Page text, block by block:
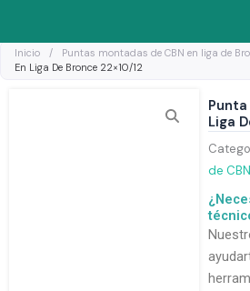
Inicio / Puntas montadas de CBN en liga de
En Liga De Bronce 22×10/12
Liga
de